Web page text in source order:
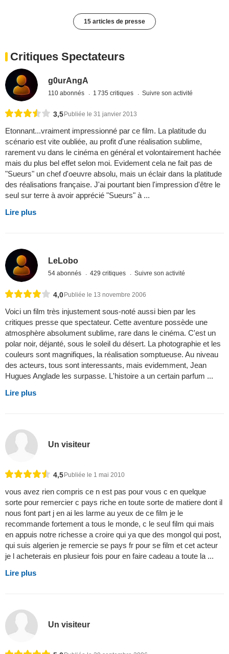
15 articles de presse
Critiques Spectateurs
g0urAngA
110 abonnés 1 735 critiques Suivre son activité
3,5 Publiée le 31 janvier 2013
Etonnant...vraiment impressionné par ce film. La platitude du
scénario est vite oubliée, au profit d'une réalisation sublime,
rarement vu dans le cinéma en général et volontairement hachée
mais du plus bel effet selon moi. Evidement cela ne fait pas de
"Sueurs" un chef d'oeuvre absolu, mais un éclair dans la platitude
des réalisations française. J'ai pourtant bien l'impression d'être le
seul sur terre à avoir apprécié "Sueurs" à ...
Lire plus
LeLobo
54 abonnés 429 critiques Suivre son activité
4,0Publiée le 13 novembre 2006
Voici un film très injustement sous-noté aussi bien par les
critiques presse que spectateur. Cette aventure possède une
atmosphère absolument sublime, rare dans le cinéma. C'est un
polar noir, déjanté, sous le soleil du désert. La photographie et les
couleurs sont magnifiques, la réalisation somptueuse. Au niveau
des acteurs, tous sont interessants, mais evidemment, Jean
Hugues Anglade les surpasse. L'histoire a un certain parfum ...
Lire plus
Un visiteur
4,5Publiée le 1 mai 2010
vous avez rien compris ce n est pas pour vous c en quelque
sorte pour remercier c pays riche en toute sorte de matiere dont il
nous font part j en ai les larme au yeux de ce film je le
recommande fortement a tous le monde, c le seul film qui mais
en appuis notre richesse a croire qui ya que des mongol qui post,
qui suis algerien je remercie se pays fr pour se film et cet acteur
je l acheterais en plusieur fois pour en faire cadeau a toute la ...
Lire plus
Un visiteur